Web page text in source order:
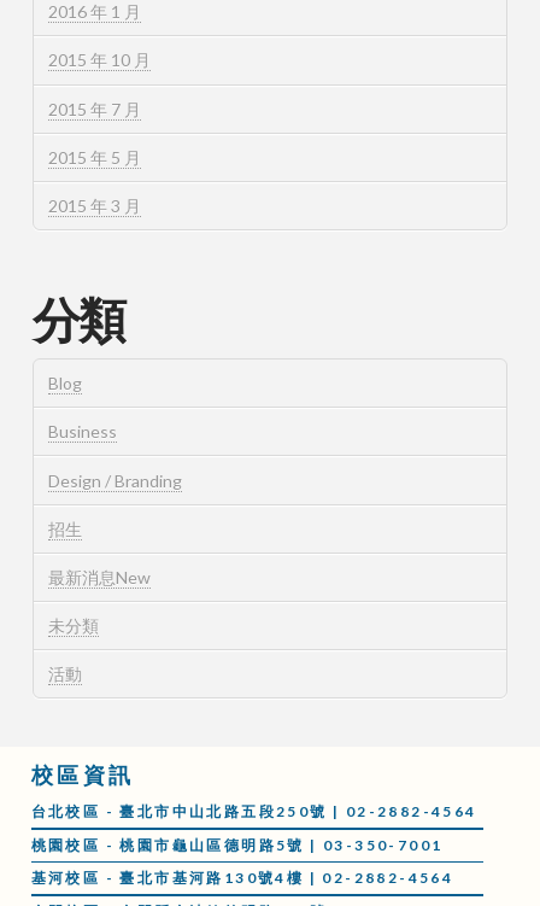
2016 年 1 月
2015 年 10 月
2015 年 7 月
2015 年 5 月
2015 年 3 月
分類
Blog
Business
Design / Branding
招生
最新消息New
未分類
活動
校區資訊
台北校區 - 臺北市中山北路五段250號 | 02-2882-4564
桃園校區 - 桃園市龜山區德明路5號 | 03-350-7001
基河校區 - 臺北市基河路130號4樓 | 02-2882-4564